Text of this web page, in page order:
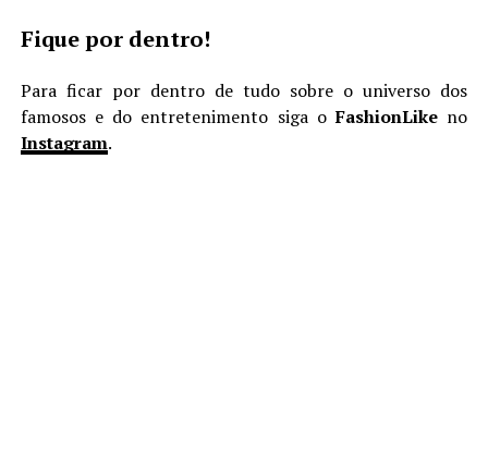
Fique por dentro!
Para ficar por dentro de tudo sobre o universo dos
famosos e do entretenimento siga oFashionLike no
Instagram.